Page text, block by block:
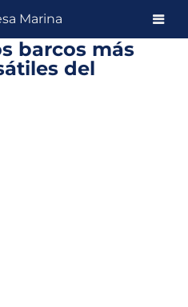
barcos más
del
Marina